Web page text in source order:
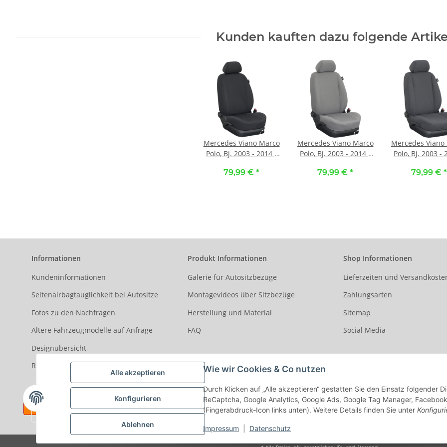
Alle akzeptieren
Konfigurieren
Ablehnen
Wie wir Cookies & Co nutzen
Durch Klicken auf „Alle akzeptieren“ gestatten Sie den Einsatz folgender
ReCaptcha, Google Analytics, Google Ads, Google Tag Manager,
(Fingerabdruck-Icon links unten). Weitere Details finden Sie unter
Impressum Datenschutz
Kunden kauften dazu folgende
Mercedes Viano Marco
Polo, Bj. 2003 - 2014 /
Matratzenbezug :: 100.
79,99 € *
Mercedes Viano Marco
Polo, Bj. 2003 - 2014 /
Matratzenbezug :: 157.
79,99 € *
Mercedes Viano
Polo, Bj. 2003 -
Matratzenbezug
79,99 € *
Informationen
Kundeninformationen
Seitenairbagtauglichkeit bei Autositze
Fotos zu den Nachfragen
Ältere Fahrzeugmodelle auf Anfrage
Designübersicht
Rezensionen
Produkt Informationen
Galerie für Autositzbezüge
Montagevideos über Sitzbezüge
Herstellung und Material
FAQ
Shop Informationen
Lieferzeiten und
Zahlungsarten
Sitemap
Social Media